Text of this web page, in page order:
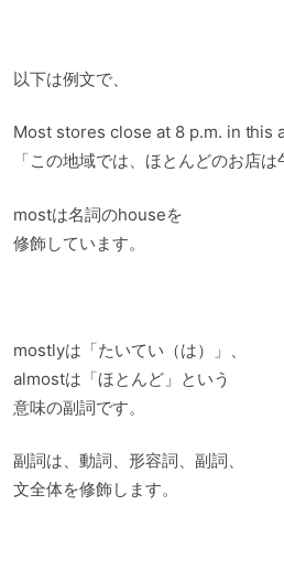
以下は例文で、
Most stores close at 8 p.m. in this
「この地域では、ほとんどのお店は
mostは名詞のhouseを
修飾しています。
mostlyは「たいてい（は）」、
almostは「ほとんど」という
意味の副詞です。
副詞は、動詞、形容詞、副詞、
文全体を修飾します。